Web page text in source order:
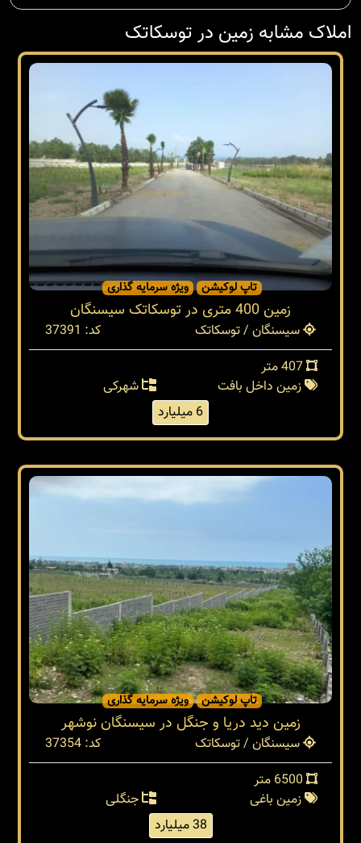
املاک مشابه زمین در توسکاتک
تاپ لوکیشن ویژه سرمایه گذاری
زمین 400 متری در توسکاتک سیسنگان
سیسنگان / توسکاتک
کد: 37391
زمین داخل بافت
شهرکی
6 میلیارد
تاپ لوکیشن ویژه سرمایه گذاری
زمین دید دریا و جنگل در سیسنگان نوشهر
سیسنگان / توسکاتک
کد: 37354
زمین باغی
جنگلی
38 میلیارد